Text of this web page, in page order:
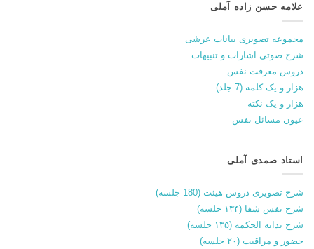
علامه حسن زاده آملی
مجموعه تصویری بیانات عرشی
شرح صوتی اشارات و تنبیهات
دروس معرفت نفس
هزار و یک کلمه (7 جلد)
هزار و یک نکته
عیون مسائل نفس
استاد صمدی آملی
شرح تصویری دروس هیئت (180 جلسه)
شرح نفس شفا (۱۳۴ جلسه)
شرح بدایه الحکمه (۱۳۵ جلسه)
حضور و مراقبت (۲۰ جلسه)